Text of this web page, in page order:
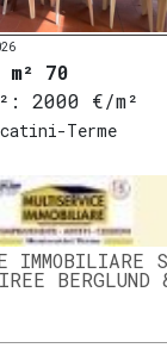
m² 70
2000 €/m²
Terme
IMMOBILIARE
BERGLUND